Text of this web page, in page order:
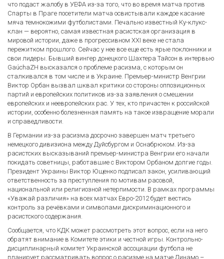
что подаст жалобу в УЕФА из-за того, что во время матча против
Спарты в Праге посетители матча освистывали каждое касание
мяча темнокожими футболистами. Печально известный Ку-клукс-
клан — вероятно, самая известная расистская организация в
мировой истории, даже в прогрессивном XXI веке не стала
пережитком прошлого. Сейчас у нее все еще есть ярые поклонники и
свои лидеры. Бывший вингер донецкого Шахтера Тайсон в интервью
GaúchaZH высказался о проблеме расизма, с которым он
сталкивался в том числе и в Украине. Премьер-министр Венгрии
Виктор Орбан вызвал шквал критики со стороны оппозиционных
партий и европейских политиков из-за заявления о смешении
европейских и неевропейских рас. У тех, кто причастен к российской
истории, особенно болезненная память на такое извращение морали
и справедливости.
В Германии из-за расизма досрочно завершен матч третьего
немецкого дивизиона между Дуйсбургом и Оснабрюком. Из-за
расистских высказываний премьер-министра Венгрии его начали
покидать советницы, работавшие с Виктором Орбаном долгие годы.
Президент Украины Виктор Ющенко подписал закон, усиливающий
ответственность за преступления по мотивам расовой,
национальной или религиозной нетерпимости. В рамках программы
«Уважай различия» на всех матчах Евро-2012 будет вестись
контроль за речёвками и символами дискриминационного и
расистского содержания.
Сообщается, что КДК может рассмотреть этот вопрос, если на него
обратят внимание в Комитете этики и честной игры. Контрольно-
дисциплинарный комитет Украинской ассоциации футбола не
планирует рассматривать вопрос о расизме на матче Динамо –